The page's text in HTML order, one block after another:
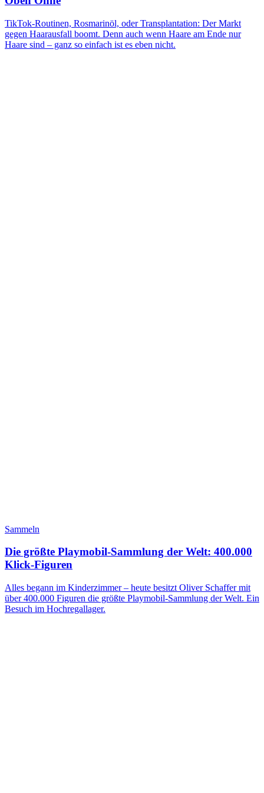
TikTok-Routinen, Rosmarinöl, oder Transplantation: Der Markt
gegen Haarausfall boomt. Denn auch wenn Haare am Ende nur
Haare sind – ganz so einfach ist es eben nicht.
Sammeln
Die größte Playmobil-Sammlung der Welt: 400.000
Klick-Figuren
Alles begann im Kinderzimmer – heute besitzt Oliver Schaffer mit
über 400.000 Figuren die größte Playmobil-Sammlung der Welt. Ein
Besuch im Hochregallager.